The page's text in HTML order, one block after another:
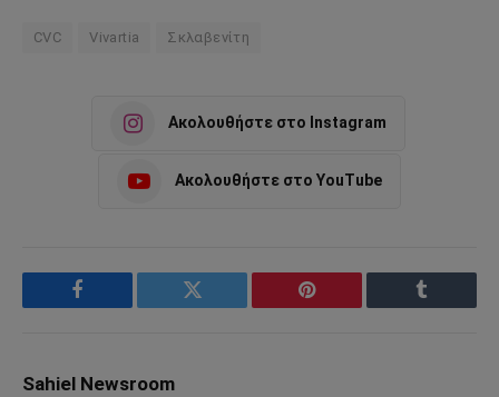
CVC Vivartia Σκλαβενίτη
Ακολουθήστε στο Instagram
Ακολουθήστε στο YouTube
Facebook Twitter Pinterest Tumblr
Sahiel Newsroom